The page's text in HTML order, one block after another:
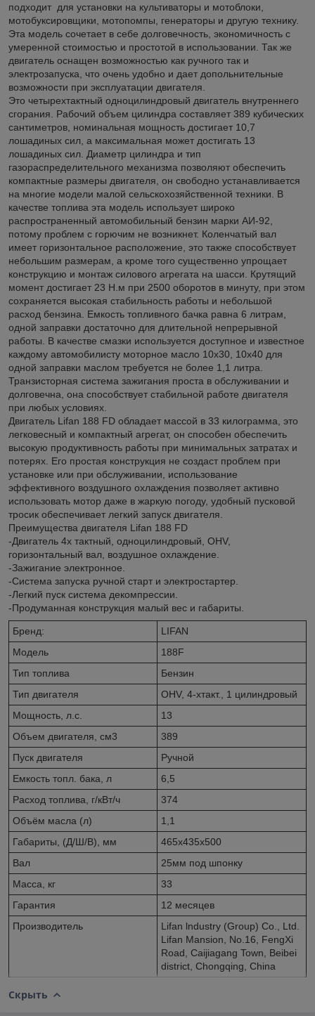
подходит для установки на культиваторы и мотоблоки,
мотобуксировщики, мотопомпы, генераторы и другую технику.
Эта модель сочетает в себе долговечность, экономичность с
умеренной стоимостью и простотой в использовании. Так же
двигатель оснащен возможностью как ручного так и
электрозапуска, что очень удобно и дает допольнительные
возможности при эксплуатации двигателя.
Это четырехтактный одноцилиндровый двигатель внутреннего
сгорания. Рабочий объем цилиндра составляет 389 кубических
сантиметров, номинальная мощность достигает 10,7
лошадиных сил, а максимальная может достигать 13
лошадиных сил. Диаметр цилиндра и тип
газораспределительного механизма позволяют обеспечить
компактные размеры двигателя, он свободно устанавливается
на многие модели малой сельскохозяйственной техники. В
качестве топлива эта модель использует широко
распространенный автомобильный бензин марки АИ-92,
потому проблем с горючим не возникнет. Коленчатый вал
имеет горизонтальное расположение, это также способствует
небольшим размерам, а кроме того существенно упрощает
конструкцию и монтаж силового агрегата на шасси. Крутящий
момент достигает 23 Н.м при 2500 оборотов в минуту, при этом
сохраняется высокая стабильность работы и небольшой
расход бензина. Емкость топливного бачка равна 6 литрам,
одной заправки достаточно для длительной непрерывной
работы. В качестве смазки используется доступное и известное
каждому автомобилисту моторное масло 10х30, 10х40 для
одной заправки маслом требуется не более 1,1 литра.
Транзисторная система зажигания проста в обслуживании и
долговечна, она способствует стабильной работе двигателя
при любых условиях.
Двигатель Lifan 188 FD обладает массой в 33 килограмма, это
легковесный и компактный агрегат, он способен обеспечить
высокую продуктивность работы при минимальных затратах и
потерях. Его простая конструкция не создаст проблем при
установке или при обслуживании, использование
эффективного воздушного охлаждения позволяет активно
использовать мотор даже в жаркую погоду, удобный пусковой
тросик обеспечивает легкий запуск двигателя.
Преимущества двигателя Lifan 188 FD
-Двигатель 4х тактный, одноцилиндровый, OHV,
горизонтальный вал, воздушное охлаждение.
-Зажигание электронное.
-Система запуска ручной старт и электростартер.
-Легкий пуск система декомпрессии.
-Продуманная конструкция малый вес и габариты.
Бренд:
LIFAN
Модель
188F
Тип топлива
Бензин
Тип двигателя
OHV, 4-хтакт., 1 цилиндровый
Мощность, л.с.
13
Объем двигателя, см3
389
Пуск двигателя
Ручной
Емкость топл. бака, л
6,5
Расход топлива, г/кВт/ч
374
Объём масла (л)
1,1
Габариты, (Д/Ш/В), мм
465х435х500
Вал
25мм под шпонку
Масса, кг
33
Гарантия
12 месяцев
Производитель
Lifan lndustry (Group) Co., Ltd.
Lifan Mansion, No.16, FengXi
Road, Caijiagang Town, Beibei
district, Chongqing, China
Скрыть